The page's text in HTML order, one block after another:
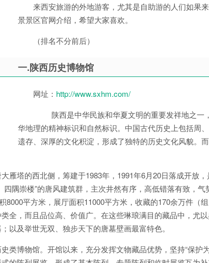
来西安旅游的外地游客，尤其是自助游的人们如果
景景区官网介绍，希望大家喜欢。
（排名不分前后）
一.陕西历史博物馆
网址： http://www.sxhm.com/
陕西是中华民族和华夏文明的重要发祥地之一
华地理的精神标识和自然标识。中国古代历史上包括周
遗存、深厚的文化积淀，形成了独特的历史文化风貌。
雁塔的西北侧，筹建于1983年，1991年6月20日落成开放
隅崇楼”的唐风建筑群，主次井然有序，高低错落有致，
8000平方米，展厅面积11000平方米，收藏的170余万件
全，而且品位高、价值广。在这些琳琅满目的藏品中，
以及举世无双、独步天下的唐墓壁画最富特色。
类博物馆。开馆以来，充分发挥文物藏品优势，坚持“保